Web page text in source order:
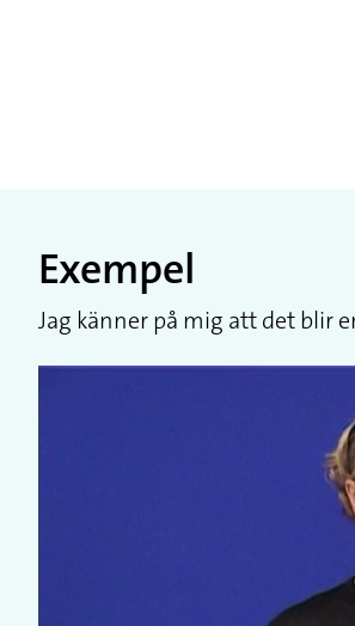
Exempel
Jag känner på mig att det blir